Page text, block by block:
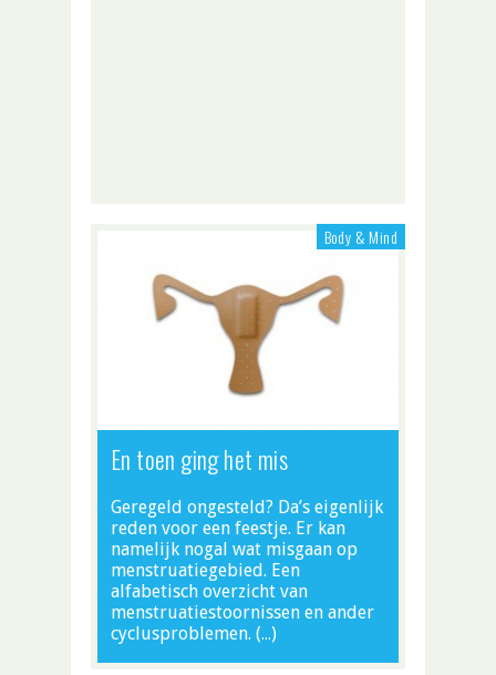
Body & Mind
En toen ging het mis
Geregeld ongesteld? Da’s eigenlijk
reden voor een feestje. Er kan
namelijk nogal wat misgaan op
menstruatiegebied. Een
alfabetisch overzicht van
menstruatiestoornissen en ander
cyclusproblemen. (…)